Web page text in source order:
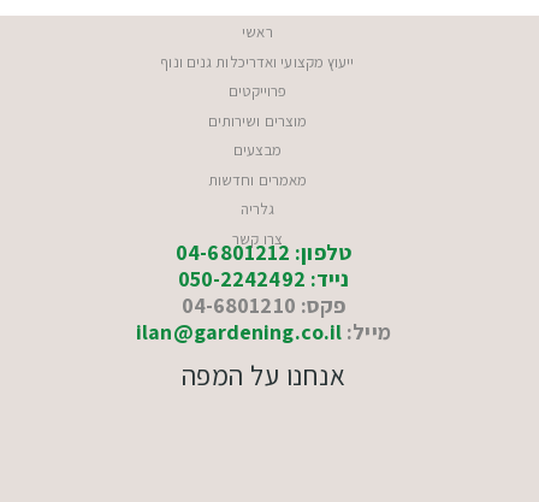
ראשי
ייעוץ מקצועי ואדריכלות גנים ונוף
פרוייקטים
מוצרים ושירותים
מבצעים
מאמרים וחדשות
גלריה
צרו קשר
טלפון: 04-6801212
נייד: 050-2242492
פקס: 04-6801210
מייל: ilan@gardening.co.il
אנחנו על המפה